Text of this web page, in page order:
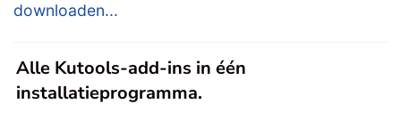
downloaden...
Alle Kutools-add-ins in één
installatieprogramma.